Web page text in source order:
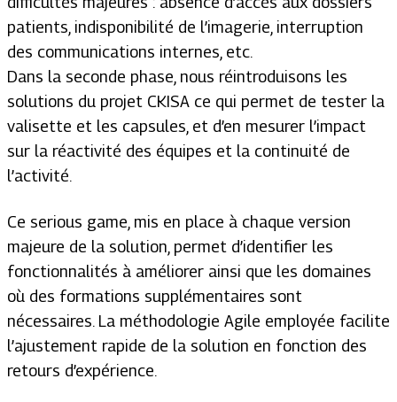
patients, indisponibilité de l’imagerie, interruption
des communications internes, etc.
Dans la seconde phase, nous réintroduisons les
solutions du projet CKISA ce qui permet de tester la
valisette et les capsules, et d’en mesurer l’impact
sur la réactivité des équipes et la continuité de
l’activité.
Ce serious game, mis en place à chaque version
majeure de la solution, permet d’identifier les
fonctionnalités à améliorer ainsi que les domaines
où des formations supplémentaires sont
nécessaires. La méthodologie Agile employée facilite
l’ajustement rapide de la solution en fonction des
retours d’expérience.